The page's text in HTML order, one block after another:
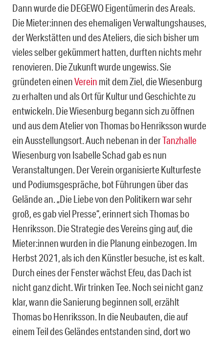
Dann wurde die DEGEWO Eigentümerin des Areals.
Die Mieter:innen des ehemaligen Verwaltungshauses,
der Werkstätten und des Ateliers, die sich bisher um
vieles selber gekümmert hatten, durften nichts mehr
renovieren. Die Zukunft wurde ungewiss. Sie
gründeten einenVerein mit dem Ziel, die Wiesenburg
zu erhalten und als Ort für Kultur und Geschichte zu
entwickeln. Die Wiesenburg begann sich zu öffnen
und aus dem Atelier von Thomas bo Henriksson wurde
ein Ausstellungsort. Auch nebenan in derTanzhalle
Wiesenburg von Isabelle Schad gab es nun
Veranstaltungen. Der Verein organisierte Kulturfeste
und Podiumsgespräche, bot Führungen über das
Gelände an. „Die Liebe von den Politikern war sehr
groß, es gab viel Presse“, erinnert sich Thomas bo
Henriksson. Die Strategie des Vereins ging auf, die
Mieter:innen wurden in die Planung einbezogen. Im
Herbst 2021, als ich den Künstler besuche, ist es kalt.
Durch eines der Fenster wächst Efeu, das Dach ist
nicht ganz dicht. Wir trinken Tee. Noch sei nicht ganz
klar, wann die Sanierung beginnen soll, erzählt
Thomas bo Henriksson. In die Neubauten, die auf
einem Teil des Geländes entstanden sind, dort wo